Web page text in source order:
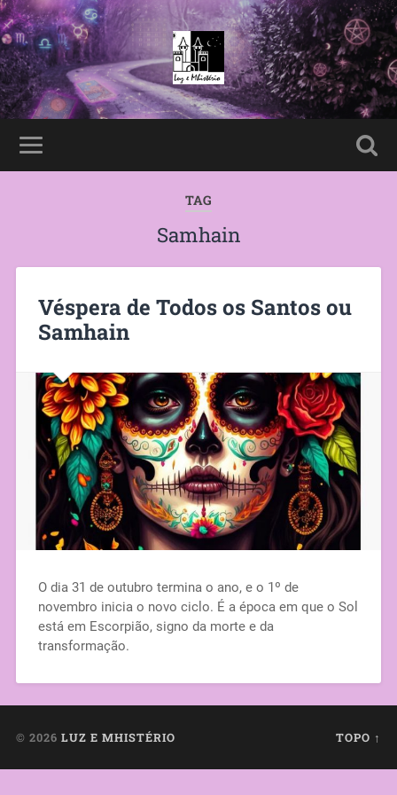
TAG
Samhain
Véspera de Todos os Santos ou
Samhain
O dia 31 de outubro termina o ano, e o 1º de
novembro inicia o novo ciclo. É a época em que o Sol
está em Escorpião, signo da morte e da
transformação.
© 2026 LUZ E MHISTÉRIO TOPO ↑